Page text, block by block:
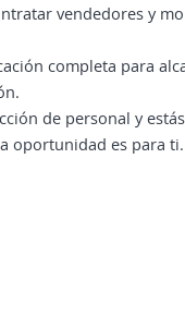
vendedores y
completa para
de personal y
oportunidad es para ti.